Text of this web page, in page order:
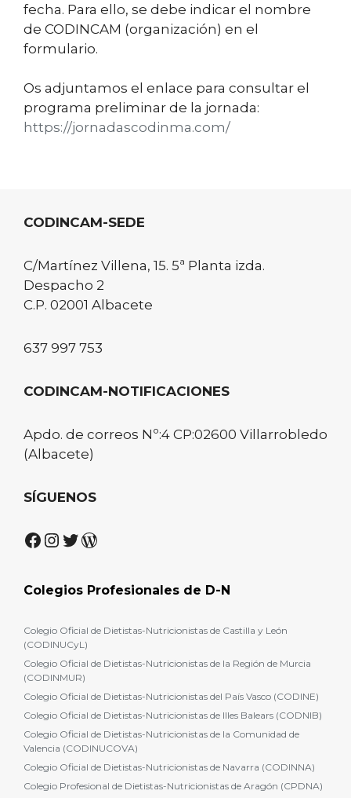
fecha. Para ello, se debe indicar el nombre
de CODINCAM (organización) en el
formulario.
Os adjuntamos el enlace para consultar el
programa preliminar de la jornada:
https://jornadascodinma.com/
CODINCAM-SEDE
C/Martínez Villena, 15. 5ª Planta izda.
Despacho 2
C.P. 02001 Albacete
637 997 753
CODINCAM-NOTIFICACIONES
Apdo. de correos Nº:4 CP:02600 Villarrobledo
(Albacete)
SÍGUENOS
Facebook
Instagram
Twitter
WordPress
Colegios Profesionales de D-N
Colegio Oficial de Dietistas-Nutricionistas de Castilla y León
(CODINUCyL)
Colegio Oficial de Dietistas-Nutricionistas de la Región de Murcia
(CODINMUR)
Colegio Oficial de Dietistas-Nutricionistas del País Vasco (CODINE)
Colegio Oficial de Dietistas-Nutricionistas de Illes Balears (CODNIB)
Colegio Oficial de Dietistas-Nutricionistas de la Comunidad de
Valencia (CODINUCOVA)
Colegio Oficial de Dietistas-Nutricionistas de Navarra (CODINNA)
Colegio Profesional de Dietistas-Nutricionistas de Aragón (CPDNA)